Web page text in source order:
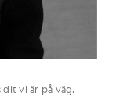
vi är på väg.